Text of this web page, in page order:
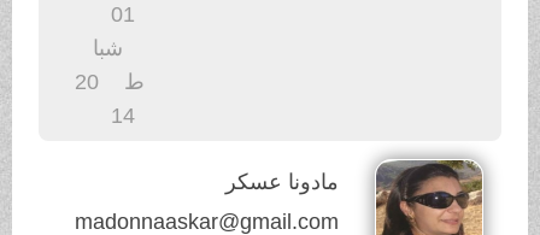
شبا
14
مادونا عسكر
madonnaaskar@gmail.com